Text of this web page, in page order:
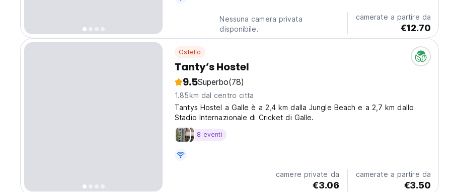
Nessuna camera privata
disponibile.
camerate a partire da
€12.70
Ostello
Tanty’s Hostel
9.5Superbo(78)
1.85km dal centro citta
Tantys Hostel a Galle è a 2,4 km dalla Jungle Beach e a 2,7 km dallo
Stadio Internazionale di Cricket di Galle.
8 eventi
camere private da
€3.06
camerate a partire da
€3.50